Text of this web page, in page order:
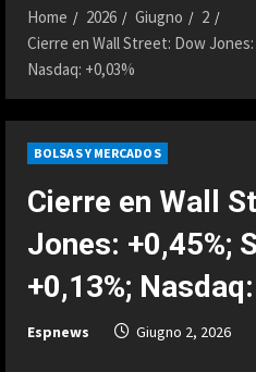
Home 2026 Giugno
2
Cierre en Wall Street: Dow Jones:
Nasdaq: +0,03%
BOLSAS Y MERCADOS
Cierre en Wall
Jones: +0,45%;
+0,13%;
Espnews Giugno 2, 2026